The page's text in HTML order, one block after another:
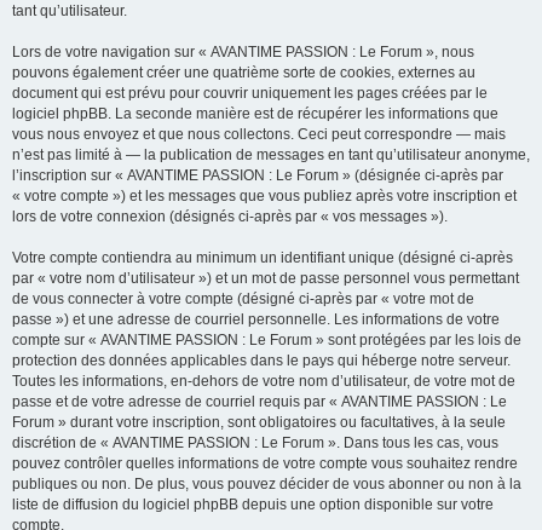
tant qu’utilisateur.
Lors de votre navigation sur « AVANTIME PASSION : Le Forum », nous
pouvons également créer une quatrième sorte de cookies, externes au
document qui est prévu pour couvrir uniquement les pages créées par le
logiciel phpBB. La seconde manière est de récupérer les informations que
vous nous envoyez et que nous collectons. Ceci peut correspondre — mais
n’est pas limité à — la publication de messages en tant qu’utilisateur anonyme,
l’inscription sur « AVANTIME PASSION : Le Forum » (désignée ci-après par
« votre compte ») et les messages que vous publiez après votre inscription et
lors de votre connexion (désignés ci-après par « vos messages »).
Votre compte contiendra au minimum un identifiant unique (désigné ci-après
par « votre nom d’utilisateur ») et un mot de passe personnel vous permettant
de vous connecter à votre compte (désigné ci-après par « votre mot de
passe ») et une adresse de courriel personnelle. Les informations de votre
compte sur « AVANTIME PASSION : Le Forum » sont protégées par les lois de
protection des données applicables dans le pays qui héberge notre serveur.
Toutes les informations, en-dehors de votre nom d’utilisateur, de votre mot de
passe et de votre adresse de courriel requis par « AVANTIME PASSION : Le
Forum » durant votre inscription, sont obligatoires ou facultatives, à la seule
discrétion de « AVANTIME PASSION : Le Forum ». Dans tous les cas, vous
pouvez contrôler quelles informations de votre compte vous souhaitez rendre
publiques ou non. De plus, vous pouvez décider de vous abonner ou non à la
liste de diffusion du logiciel phpBB depuis une option disponible sur votre
compte.